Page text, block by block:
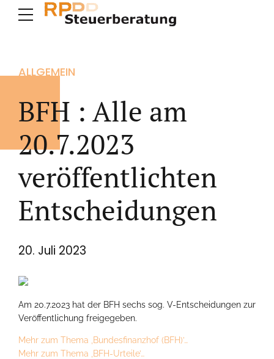
ALLGEMEIN
BFH : Alle am
20.7.2023
veröffentlichten
Entscheidungen
20. Juli 2023
Am 20.7.2023 hat der BFH sechs sog. V-Entscheidungen zur
Veröffentlichung freigegeben.
Mehr zum Thema ‚Bundesfinanzhof (BFH)’…
Mehr zum Thema ‚BFH-Urteile’…